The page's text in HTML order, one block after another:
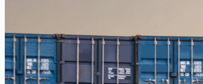
Jakarta – Ternate
Jakarta – Tarakan
Jakarta – Gorontalo
Jakarta – Samarinda
Makassar